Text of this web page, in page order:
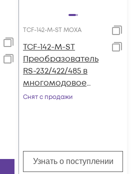
TCF-142-M-ST MOXA
TCF-142-M-ST
Преобразователь
RS-232/422/485 в
многомодовое
оптоволокно MOXA
Снят с продажи
Узнать о поступлении